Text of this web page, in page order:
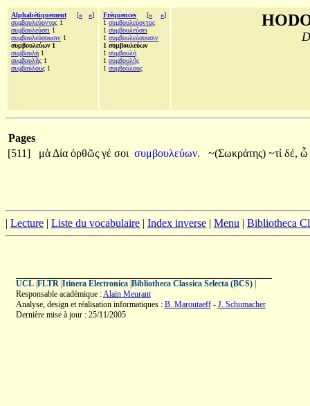
Alphabétiquement [« »]
συμβουλεύοντος 1
συμβουλεύσει 1
συμβουλεύσουσιν 1
συμβουλεύων 1
συμβουλὴ 1
συμβουλῆς 1
συμβούλους 1
Fréquences [« »]
1 συμβουλεύοντος
1 συμβουλεύσει
1 συμβουλεύσουσιν
1 συμβουλεύων
1 συμβουλὴ
1 συμβουλῆς
1 συμβούλους
Pages
[511]
μὰ Δία ὀρθῶς γέ σοι συμβουλεύων. ~(Σωκράτης) ~τί δέ, ὦ
| Lecture | Liste du vocabulaire | Index inverse | Menu | Bibliotheca
UCL| FLTR| Itinera Electronica| Bibliotheca Classica Selecta (BCS)|
Responsable académique :Alain Meurant
Analyse, design et réalisation informatiques : B. Maroutaeff- J. Schumacher
Dernière mise à jour : 25/11/2005